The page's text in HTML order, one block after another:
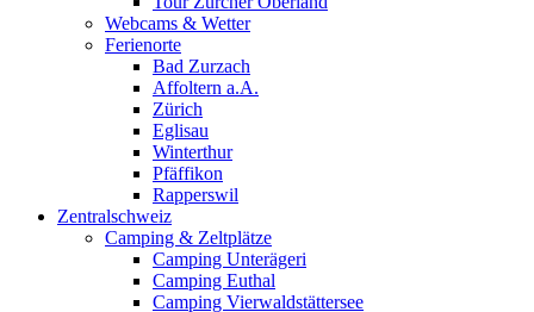
Webcams & Wetter
Ferienorte
Bad Zurzach
Affoltern a.A.
Zürich
Eglisau
Winterthur
Pfäffikon
Rapperswil
Zentralschweiz
Camping & Zeltplätze
Camping Unterägeri
Camping Euthal
Camping Vierwaldstättersee